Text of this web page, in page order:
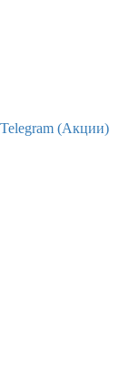
Telegram (Акции)